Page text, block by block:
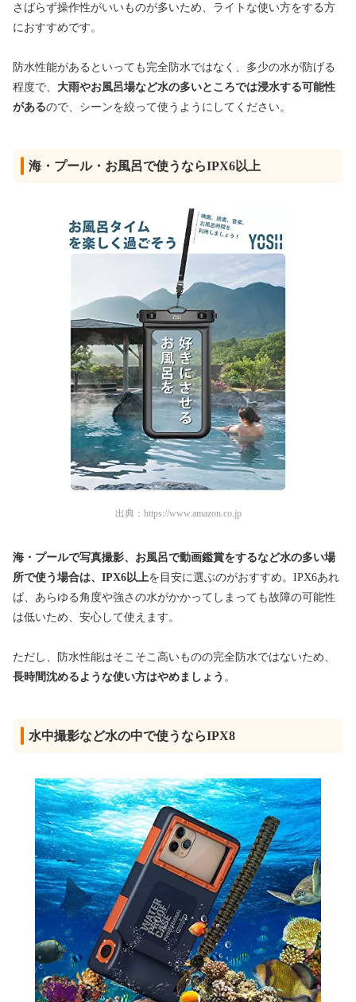
さばらず操作性がいいものが多いため、ライトな使い方をする方
におすすめです。
防水性能があるといっても完全防水ではなく、多少の水が防げる
程度で、 大雨やお風呂場など水の多いところでは浸水する可能性
があるので、シーンを絞って使うようにしてください。
海・プール・お風呂で使うならIPX6以上
出典： https://www.amazon.co.jp
海・プールで写真撮影、お風呂で動画鑑賞をするなど水の多い場
所で使う場合は、IPX6以上を目安に選ぶのがおすすめ。IPX6あれ
ば、あらゆる角度や強さの水がかかってしまっても故障の可能性
は低いため、安心して使えます。
ただし、防水性能はそこそこ高いものの完全防水ではないため、
長時間沈めるような使い方はやめましょう 。
水中撮影など水の中で使うならIPX8